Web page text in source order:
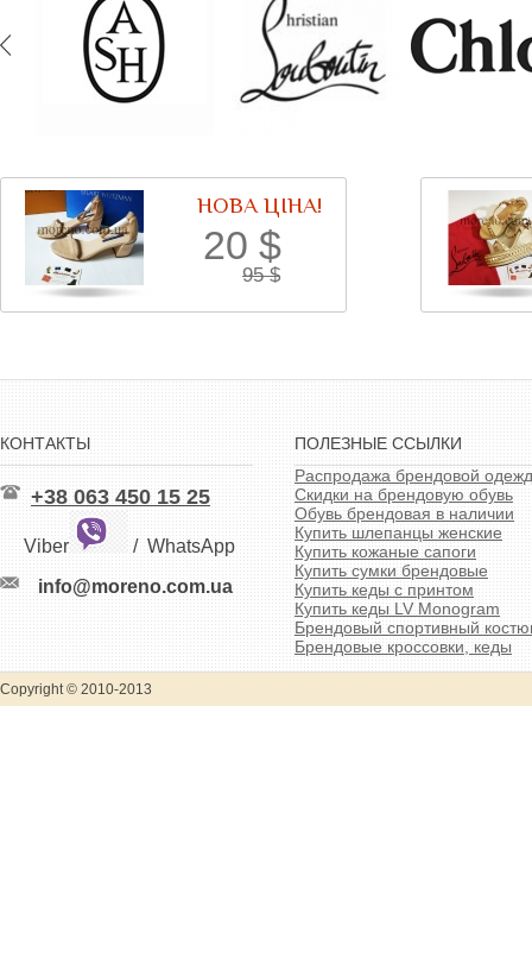
НОВА ЦІНА!
20 $
95$
КОНТАКТЫ
+38 063 450 15 25
Viber /WhatsApp
info@moreno.com.ua
ПОЛЕЗНЫЕ ССЫЛКИ
Распродажа брендовой
Скидки на брендовую обувь
Обувь брендовая в наличии
Купить шлепанцы женские
Купить кожаные сапоги
Купить сумки брендовые
Купить кеды с принтом
Купить кеды LV Monogram
Брендовый спортивный
Брендовые кроссовки, кеды
Copyright © 2010-2013